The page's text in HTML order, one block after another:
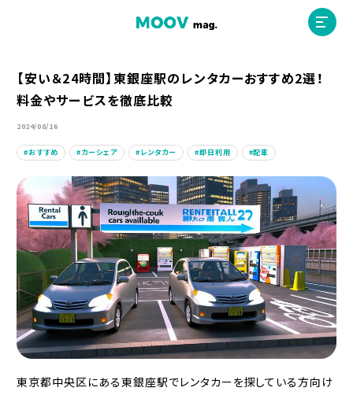
ホーム
MOOVマガジン利用規約
お問合せ
人材募集（ライター、配車スタッフ、デザイナー）
【安い＆24時間】東銀座駅のレンタカーおすすめ2選！
料金やサービスを徹底比較
2024/08/16
おすすめ カーシェア レンタカー 即日利用 配車
東京都中央区にある東銀座駅でレンタカーを探している方向け